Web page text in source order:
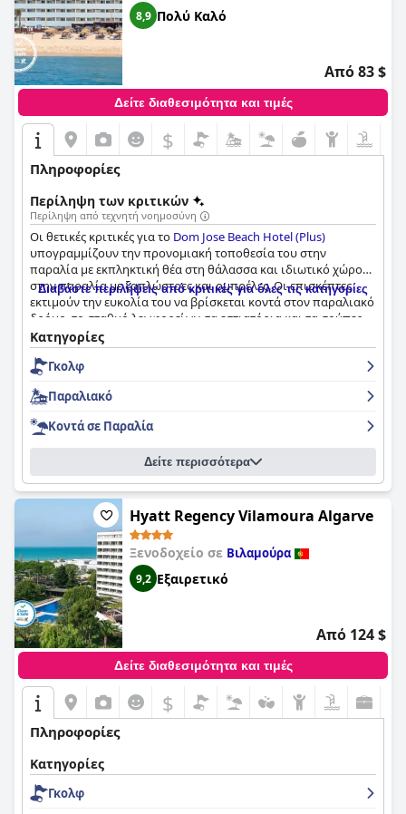
8,9 Πολύ Καλό
Από 83 $
Δείτε διαθεσιμότητα και τιμές
$
Πληροφορίες
Περίληψη των κριτικών
Περίληψη από τεχνητή νοημοσύνη
Οι θετικές κριτικές για το Dom Jose Beach Hotel (Plus)
υπογραμμίζουν την προνομιακή τοποθεσία του στην
παραλία με εκπληκτική θέα στη θάλασσα και ιδιωτικό χώρο
στην παραλία με ξαπλώστρες και ομπρέλες. Οι επισκέπτες
εκτιμούν την ευκολία του να βρίσκεται κοντά στον παραλιακό
δρόμο, το σταθμό λεωφορείων, τα εστιατόρια και τα σούπερ
μάρκετ. Το ήσυχο και γαλήνιο περιβάλλον επέτρεψε
χαλαρωτικές διακοπές με ορισμένους επισκέπτες να
πληρώνουν ακόμη και για βραδινή πρόσβαση στην παραλία
του ξενοδοχείου αποτέλεσε ένα τέλειο σημείο διακοπών.
Διαβάστε περιλήψεις από κριτικές για όλες τις κατηγορίες
Κατηγορίες
Γκολφ
Παραλιακό
Κοντά σε Παραλία
Δείτε περισσότερα
Hyatt Regency Vilamoura Algarve
Ξενοδοχείο σε Βιλαμούρα
9,2 Εξαιρετικό
Από 124 $
Δείτε διαθεσιμότητα και τιμές
$
Πληροφορίες
Κατηγορίες
Γκολφ